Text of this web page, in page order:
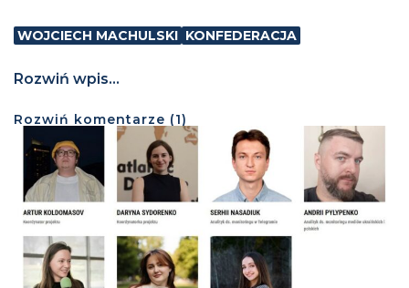
WOJCIECH MACHULSKI KONFEDERACJA
Rozwiń wpis...
Rozwiń komentarze (1)